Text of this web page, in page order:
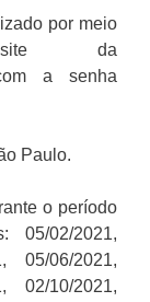
por meio
da
a senha
Paulo.
o período
05/02/2021,
05/06/2021,
02/10/2021,